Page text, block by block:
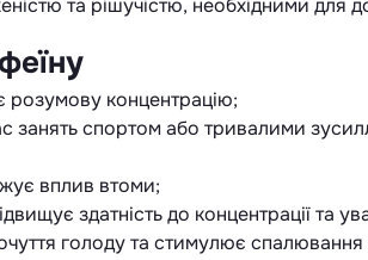
розумову концентрацію;
занять спортом або тривалими
вплив втоми;
здатність до концентрації та
голоду та стимулює